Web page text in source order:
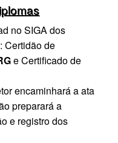
no SIGA dos
Certidão de
e Certificado de
encaminhará a ata
preparará a
e registro dos